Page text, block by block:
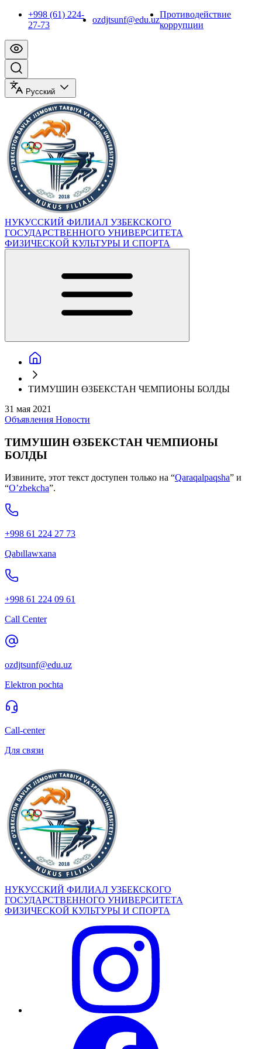
+998 (61) 224-
27-73
ozdjtsunf@edu.uz
Противодействие
коррупции
Русский
НУКУССКИЙ ФИЛИАЛ УЗБЕКСКОГО
ГОСУДАРСТВЕННОГО УНИВЕРСИТЕТА
ФИЗИЧЕСКОЙ КУЛЬТУРЫ И СПОРТА
ТИМУШИН ӨЗБЕКСТАН ЧЕМПИОНЫ БОЛДЫ
31 мая 2021
Объявления Новости
ТИМУШИН ӨЗБЕКСТАН ЧЕМПИОНЫ
БОЛДЫ
Извините, этот текст доступен только на “Qaraqalpaqsha” и
“O’zbekcha”.
+998 61 224 27 73
Qabıllawxana
+998 61 224 09 61
Call Center
ozdjtsunf@edu.uz
Elektron pochta
Call-center
Для связи
НУКУССКИЙ ФИЛИАЛ УЗБЕКСКОГО
ГОСУДАРСТВЕННОГО УНИВЕРСИТЕТА
ФИЗИЧЕСКОЙ КУЛЬТУРЫ И СПОРТА